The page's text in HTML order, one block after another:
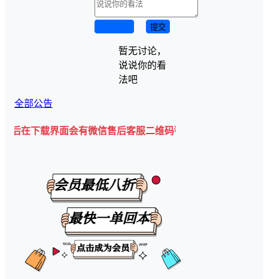
提交
暂无讨论，
说说你的看
法吧
全部公告
界面会有微信售后客服二维码💡